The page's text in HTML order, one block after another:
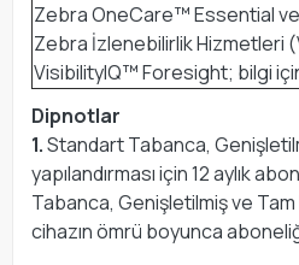
Zebra OneCare™ Essential ve
Zebra İzlenebilirlik Hizmetleri
VisibilityIQ™ Foresight; bilgi
Dipnotlar
1.Standart Tabanca,
yapılandırması için 12 aylık
Tabanca, Genişletilmiş ve
cihazın ömrü boyunca